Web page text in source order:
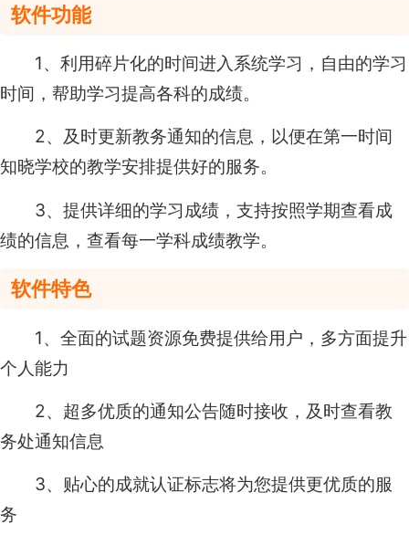
软件功能
1、利用碎片化的时间进入系统学习，自由的学习
时间，帮助学习提高各科的成绩。
2、及时更新教务通知的信息，以便在第一时间
知晓学校的教学安排提供好的服务。
3、提供详细的学习成绩，支持按照学期查看成
绩的信息，查看每一学科成绩教学。
软件特色
1、全面的试题资源免费提供给用户，多方面提升
个人能力
2、超多优质的通知公告随时接收，及时查看教
务处通知信息
3、贴心的成就认证标志将为您提供更优质的服
务